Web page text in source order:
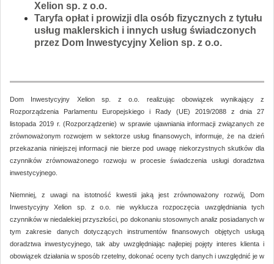
Xelion sp. z o.o.
Taryfa opłat i prowizji dla osób fizycznych z tytułu
usług maklerskich i innych usług świadczonych
przez Dom Inwestycyjny Xelion sp. z o.o.
Dom Inwestycyjny Xelion sp. z o.o. realizując obowiązek wynikający z
Rozporządzenia Parlamentu Europejskiego i Rady (UE) 2019/2088 z dnia 27
listopada 2019 r. (Rozporządzenie) w sprawie ujawniania informacji związanych ze
zrównoważonym rozwojem w sektorze usług finansowych, informuje, że na dzień
przekazania niniejszej informacji nie bierze pod uwagę niekorzystnych skutków dla
czynników zrównoważonego rozwoju w procesie świadczenia usługi doradztwa
inwestycyjnego.
Niemniej, z uwagi na istotność kwestii jaką jest zrównoważony rozwój, Dom
Inwestycyjny Xelion sp. z o.o. nie wyklucza rozpoczęcia uwzględniania tych
czynników w niedalekiej przyszłości, po dokonaniu stosownych analiz posiadanych w
tym zakresie danych dotyczących instrumentów finansowych objętych usługą
doradztwa inwestycyjnego, tak aby uwzględniając najlepiej pojęty interes klienta i
obowiązek działania w sposób rzetelny, dokonać oceny tych danych i uwzględnić je w